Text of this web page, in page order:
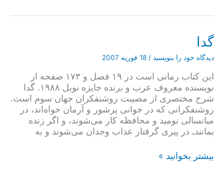
معاصر
گدا
دیدگاه‌ خود را بنویسید / 18 فوریه 2007
این کتاب رمانی است در ۱۹ فصل و ۱۷۳ صفحه از
نویسنده معروف عرب و برنده جایزه نوبل ۱۹۸۸. گدا
شرح مختصری از مصیبت روشنفکران جهان سوم است.
روشنفکرانی که در جوانی پرشور و آرمان خواه‌اند، در
میانسالی نومید و محافظه کار می‌شوند، و اگر زنده
بمانندـ در پیری گرفتار عذاب وجدان می‌شوند و به
گدا
بیشتر بخوانید »